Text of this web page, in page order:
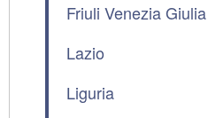
Friuli Venezia Giulia
Lazio
Liguria